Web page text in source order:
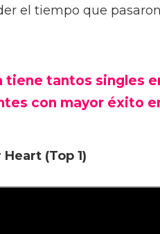
el tiempo que
tiene tantos singles
con mayor éxito
(Top 1)